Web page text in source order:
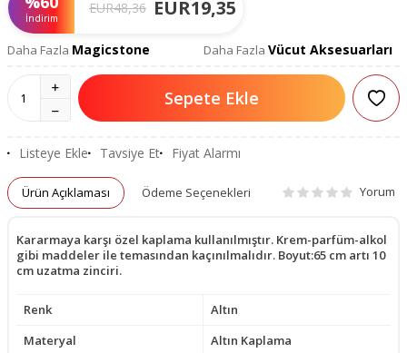
İndirim
EUR48,36 EUR19,35
Daha Fazla Magicstone Daha Fazla Vücut Aksesuarları
Sepete Ekle
Listeye Ekle Tavsiye Et Fiyat Alarmı
Ürün Açıklaması Ödeme Seçenekleri Yorum
Kararmaya karşı özel kaplama kullanılmıştır. Krem-parfüm-alkol
gibi maddeler ile temasından kaçınılmalıdır. Boyut:65 cm artı 10
cm uzatma zinciri.
Renk
Altın
Materyal
Altın Kaplama